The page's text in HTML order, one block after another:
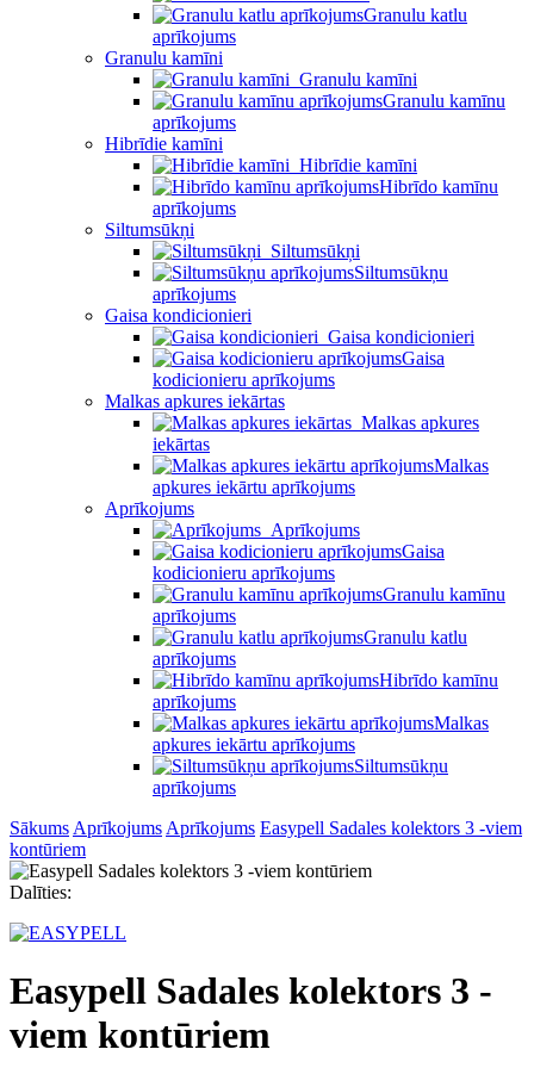
Granulu katlu
aprīkojums
Granulu kamīni
Granulu kamīni
Granulu kamīnu
aprīkojums
Hibrīdie kamīni
Hibrīdie kamīni
Hibrīdo kamīnu
aprīkojums
Siltumsūkņi
Siltumsūkņi
Siltumsūkņu
aprīkojums
Gaisa kondicionieri
Gaisa kondicionieri
Gaisa
kodicionieru aprīkojums
Malkas apkures iekārtas
Malkas apkures
iekārtas
Malkas
apkures iekārtu aprīkojums
Aprīkojums
Aprīkojums
Gaisa
kodicionieru aprīkojums
Granulu kamīnu
aprīkojums
Granulu katlu
aprīkojums
Hibrīdo kamīnu
aprīkojums
Malkas
apkures iekārtu aprīkojums
Siltumsūkņu
aprīkojums
Sākums Aprīkojums Aprīkojums Easypell Sadales kolektors 3 -viem
kontūriem
Dalīties:
Easypell Sadales kolektors 3 -
viem kontūriem